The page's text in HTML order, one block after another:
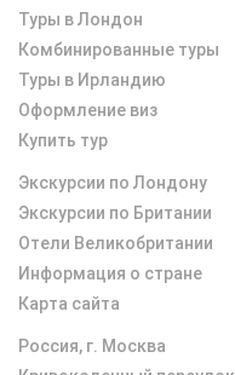
Туры в Лондон
Комбинированные туры
Туры в Ирландию
Оформление виз
Купить тур
Экскурсии по Лондону
Экскурсии по Британии
Отели Великобритании
Информация о стране
Карта сайта
Россия, г. Москва